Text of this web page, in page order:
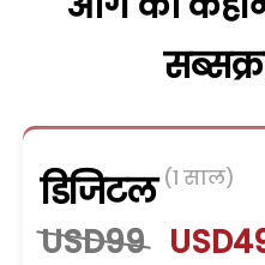
डिजिटल (1 साल)
USD99